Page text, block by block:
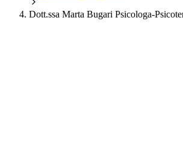
Dott.ssa Marta Bugari Psicologa-